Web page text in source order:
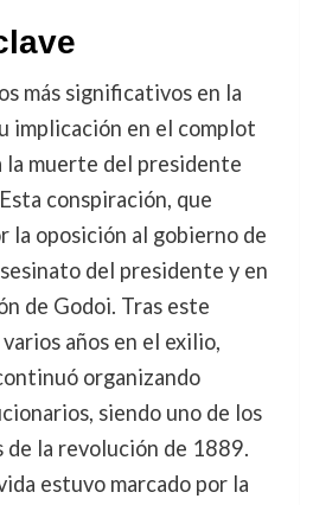
más significativos en la
implicación en el complot
la muerte del presidente
conspiración, que
la oposición al gobierno de
del presidente y en
de Godoi. Tras este
años en el exilio,
organizando
siendo uno de los
la revolución de 1889.
estuvo marcado por la